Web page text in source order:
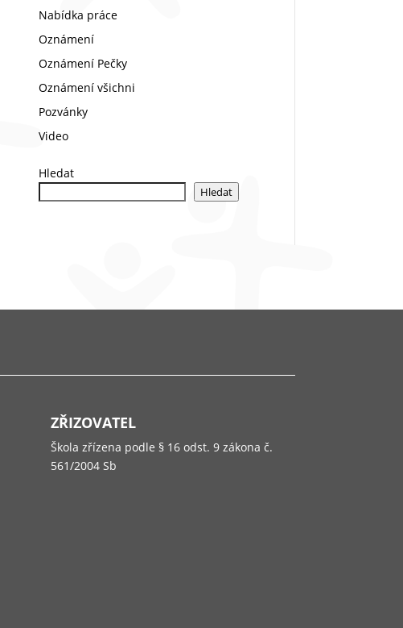
Nabídka práce
Oznámení
Oznámení Pečky
Oznámení všichni
Pozvánky
Video
Hledat
Hledat
ZŘIZOVATEL
Škola zřízena podle § 16 odst. 9 zákona č.
561/2004 Sb